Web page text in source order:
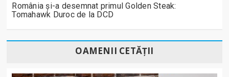
România și-a desemnat primul Golden Steak:
Tomahawk Duroc de la DCD
OAMENII CETĂȚII